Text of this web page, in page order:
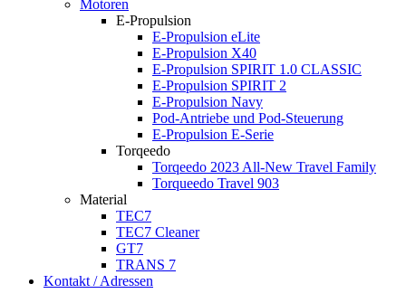
Motoren
E-Propulsion
E-Propulsion eLite
E-Propulsion X40
E-Propulsion SPIRIT 1.0 CLASSIC
E-Propulsion SPIRIT 2
E-Propulsion Navy
Pod-Antriebe und Pod-Steuerung
E-Propulsion E-Serie
Torqeedo
Torqeedo 2023 All-New Travel Family
Torqueedo Travel 903
Material
TEC7
TEC7 Cleaner
GT7
TRANS 7
Kontakt / Adressen